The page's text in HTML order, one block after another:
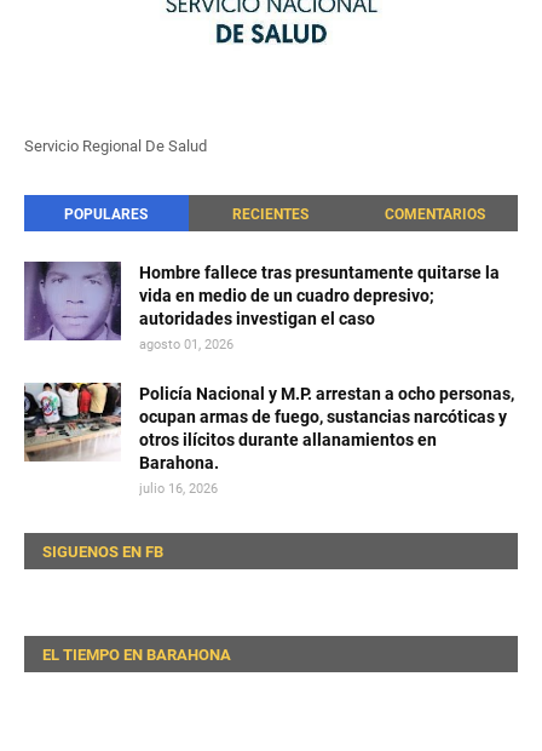
Servicio Regional De Salud
POPULARES RECIENTES COMENTARIOS
Hombre fallece tras presuntamente quitarse la
vida en medio de un cuadro depresivo;
autoridades investigan el caso
agosto 01, 2026
Policía Nacional y M.P. arrestan a ocho personas,
ocupan armas de fuego, sustancias narcóticas y
otros ilícitos durante allanamientos en
Barahona.
julio 16, 2026
SIGUENOS EN FB
EL TIEMPO EN BARAHONA